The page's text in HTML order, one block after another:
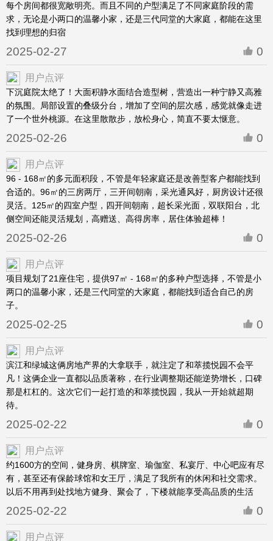
每个房间都很宽敞明亮。而且不同的户型满足了不同家庭阶段的需
求，无论是小两口的温馨小家，还是三代同堂的大家庭，都能在这里
找到理想的归宿
2025-02-27 0
用户点评
下沉庭院太绝了！大面积静水面结合造型树，营造出一种宁静又高雅
的氛围。局部设置的叠级分台，增加了空间的层次感，感觉就像走进
了一个世外桃源。在这里散散步，放松身心，简直不要太惬意。
2025-02-26 0
用户点评
96 - 168㎡的多元面积段，不管是年轻家庭还是改善型客户都能找到
合适的。96㎡的三房两厅，三开间朝南，采光通风好，厨房设计还很
灵活。125㎡的四室户型，四开间朝南，超长采光面，双联阳台，北
侧空间还能灵活规划，高赠送、高得房率，居住体验超棒！
2025-02-26 0
用户点评
项目规划了21座住宅，提供97㎡ - 168㎡的多种户型选择，不管是小
两口的温馨小家，还是三代同堂的大家庭，都能找到适合自己的房
子。
2025-02-25 0
用户点评
滨江和绿城这俩房地产界的大拿联手，就注定了和萃揽悦园不会平
凡！这俩企业一直都以品质著称，在行业调整期还能逆势增长，口碑
那是杠杠的。这次它们一起打造的和萃揽悦园，我从一开始就超期
待。
2025-02-22 0
用户点评
约1600方的空间，健身房、棋牌室、瑜伽室、私宴厅、中心吧应有尽
有，甚至还有保龄球馆和女王厅，满足了我所有的休闲和社交需求。
以后不用再到处找地方健身、聚会了，下楼就能享受高品质的生活
2025-02-22 0
用户点评